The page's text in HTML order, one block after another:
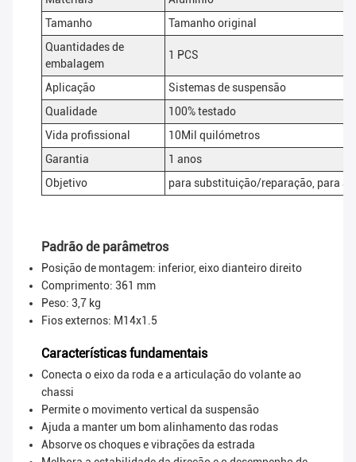
Tamanho
Tamanho original
Quantidades de
embalagem
1 PCS
Aplicação
Sistemas de suspensão
Qualidade
100% testado
Vida profissional
10Mil quilómetros
Garantia
1 anos
Objetivo
para substituição/reparação, para
Padrão de parâmetros
Posição de montagem: inferior, eixo dianteiro direito
Comprimento: 361 mm
Peso: 3,7 kg
Fios externos: M14x1.5
Características fundamentais
Conecta o eixo da roda e a articulação do volante ao
chassi
Permite o movimento vertical da suspensão
Ajuda a manter um bom alinhamento das rodas
Absorve os choques e vibrações da estrada